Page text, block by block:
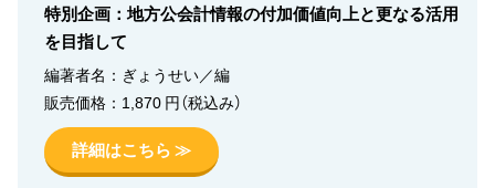
特別企画：地方公会計情報の付加価値向上と更なる活用
を目指して
編著者名：ぎょうせい／編
販売価格：1,870 円（税込み）
詳細はこちら ≫